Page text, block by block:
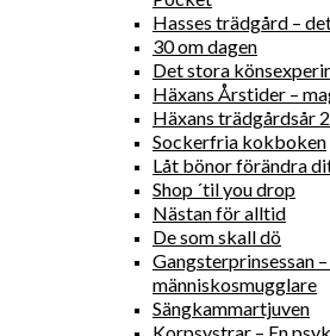
Hasses trädgård –
30 om dagen
Det stora
Häxans Årstider –
Häxans trädgårdsår
Sockerfria kokboken
Låt bönor förändra
Shop ´til you drop
Nästan för alltid
De som skall dö
Gangsterprinsessan
människosmugglare
Sängkammartjuven